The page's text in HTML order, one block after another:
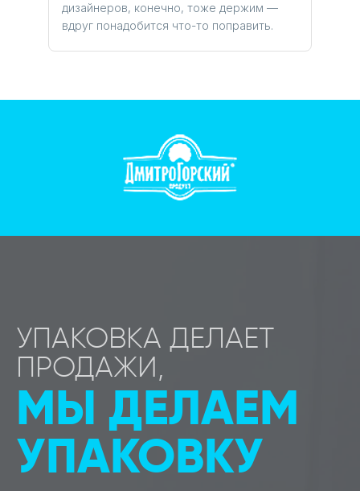
дизайнеров, конечно, тоже держим —
вдруг понадобится что-то поправить.
УПАКОВКА ДЕЛАЕТ
ПРОДАЖИ,
МЫ ДЕЛАЕМ
УПАКОВКУ